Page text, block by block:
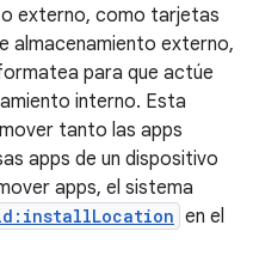
externo, como tarjetas
almacenamiento externo,
para que actúe
interno. Esta
tanto las apps
apps de un dispositivo
apps, el sistema
en el